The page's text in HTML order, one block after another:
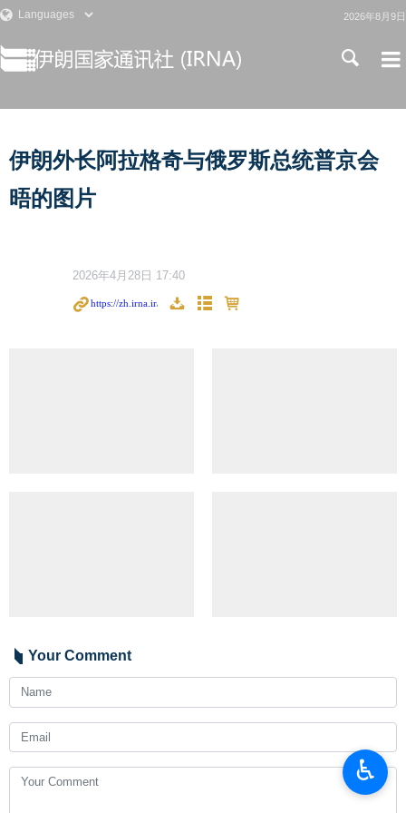
2026年8月9日
伊朗外长阿拉格奇与俄罗斯总统普京会
晤的图片
2026年4月28日 17:40
Your Comment
♿︎